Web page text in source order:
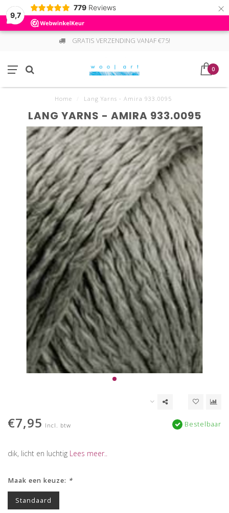
9,7
779 Reviews ×
GRATIS VERZENDING VANAF €75!
0
Home Lang Yarns - Amira 933.0095
LANG YARNS - AMIRA 933.0095
€7,95 Incl. btw Bestelbaar
dik, licht en luchtig Lees meer..
Maak een keuze: *
Standaard